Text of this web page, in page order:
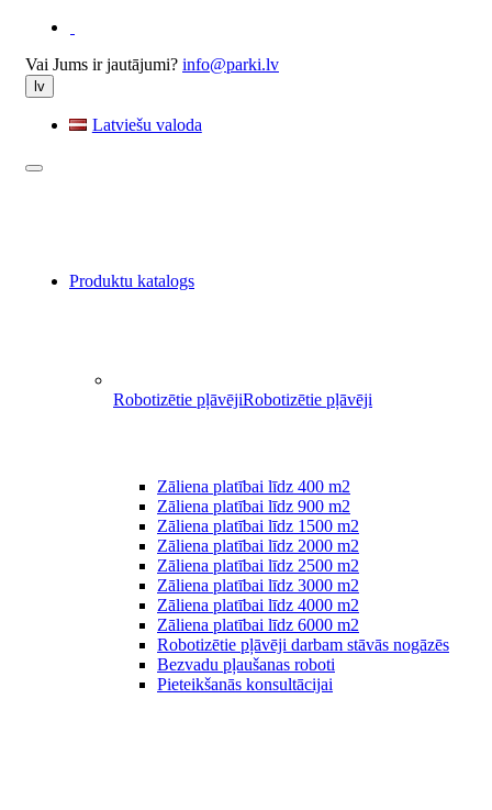
Vai Jums ir jautājumi? info@parki.lv
lv
Latviešu valoda
Produktu katalogs
Robotizētie pļāvējiRobotizētie pļāvēji
Zāliena platībai līdz 400 m2
Zāliena platībai līdz 900 m2
Zāliena platībai līdz 1500 m2
Zāliena platībai līdz 2000 m2
Zāliena platībai līdz 2500 m2
Zāliena platībai līdz 3000 m2
Zāliena platībai līdz 4000 m2
Zāliena platībai līdz 6000 m2
Robotizētie pļāvēji darbam stāvās nogāzēs
Bezvadu pļaušanas roboti
Pieteikšanās konsultācijai